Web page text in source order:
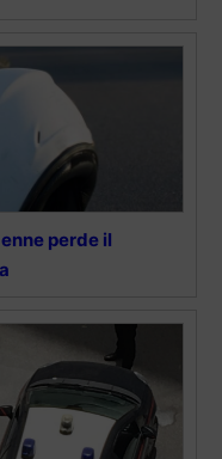
perde il